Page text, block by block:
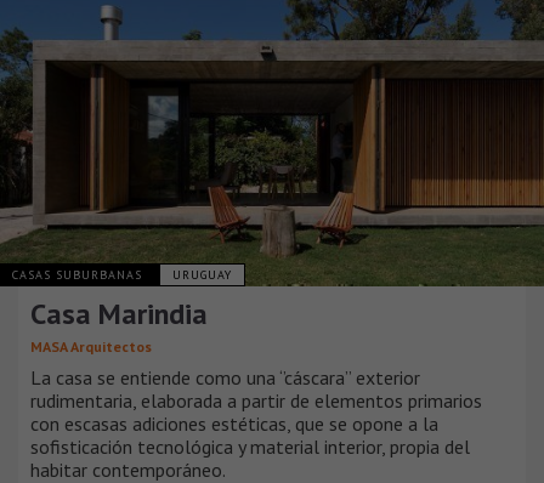
CASAS SUBURBANAS URUGUAY
Casa Marindia
MASA Arquitectos
La casa se entiende como una ‘’cáscara” exterior
rudimentaria, elaborada a partir de elementos primarios
con escasas adiciones estéticas, que se opone a la
sofisticación tecnológica y material interior, propia del
habitar contemporáneo.